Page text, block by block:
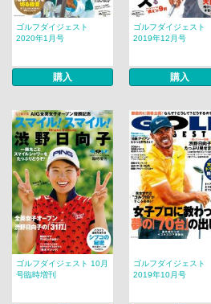
ゴルフダイジェスト
2020年1月号
購入
ゴルフダイジェスト
2019年12月号
購入
ゴルフダイジェスト 10月
号臨時増刊
ゴルフダイジェスト
2019年10月号